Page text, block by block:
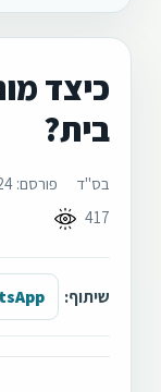
כיצד
בית?
בס"ד פורסם: 16/02/2024
417
שיתוף: